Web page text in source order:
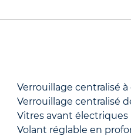
Verrouillage centralisé
Verrouillage centralisé
Vitres avant électriques
Volant réglable en